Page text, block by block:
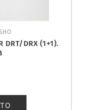
DRT/DRX (1+1).